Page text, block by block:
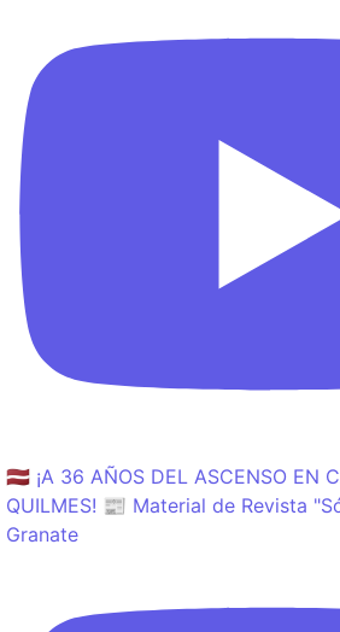
🇱🇻 ¡A 36 AÑOS DEL ASCENSO EN
QUILMES! 📰 Material de Revista
Granate